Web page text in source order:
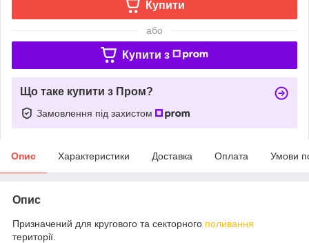
Купити
або
Купити з
Що таке купити з Пром?
Замовлення під захистом
Опис Характеристики Доставка Оплата Умови
Опис
Призначений для кругового та секторного поливання
території.